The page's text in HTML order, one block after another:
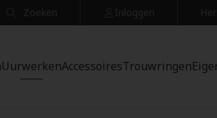
Zoeken Inloggen
UurwerkenAccessoiresTrouwringen